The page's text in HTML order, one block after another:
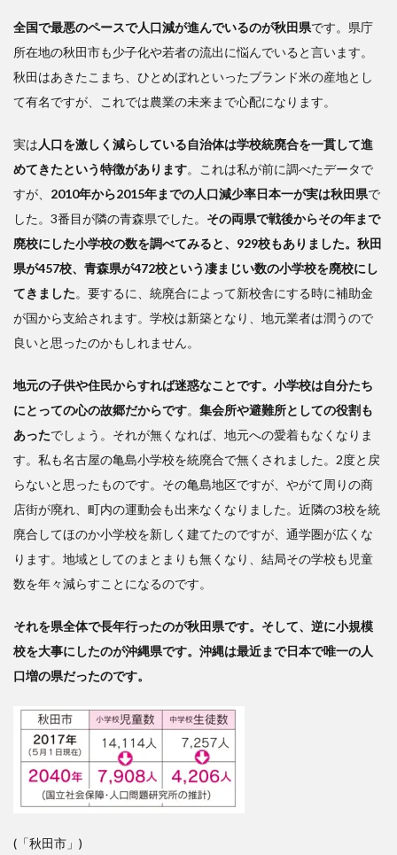
全国で最悪のペースで人口減が進んでいるのが秋田県です。県庁
所在地の秋田市も少子化や若者の流出に悩んでいると言います。
秋田はあきたこまち、ひとめぼれといったブランド米の産地とし
て有名ですが、これでは農業の未来まで心配になります。
実は 人口を激しく減らしている自治体は学校統廃合を一貫して進
めてきたという特徴があります。これは私が前に調べたデータで
すが、 2010年から2015年までの人口減少率日本一が実は秋田県で
した。3番目が隣の青森県でした。 その両県で戦後からその年まで
廃校にした小学校の数を調べてみると、929校もありました。秋田
県が457校、青森県が472校という凄まじい数の小学校を廃校にし
てきました。要するに、統廃合によって新校舎にする時に補助金
が国から支給されます。学校は新築となり、地元業者は潤うので
良いと思ったのかもしれません。
地元の子供や住民からすれば迷惑なことです。小学校は自分たち
にとっての心の故郷だからです。 集会所や避難所としての役割も
あったでしょう。それが無くなれば、地元への愛着もなくなりま
す。私も名古屋の亀島小学校を統廃合で無くされました。2度と戻
らないと思ったものです。その亀島地区ですが、やがて周りの商
店街が廃れ、町内の運動会も出来なくなりました。近隣の3校を統
廃合してほのか小学校を新しく建てたのですが、通学圏が広くな
ります。地域としてのまとまりも無くなり、結局その学校も児童
数を年々減らすことになるのです。
それを県全体で長年行ったのが秋田県です。そして、逆に小規模
校を大事にしたのが沖縄県です。沖縄は最近まで日本で唯一の人
口増の県だったのです。
(「秋田市」)